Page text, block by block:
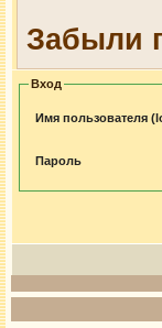
Забыли
Вход
Имя пользователя
Пароль